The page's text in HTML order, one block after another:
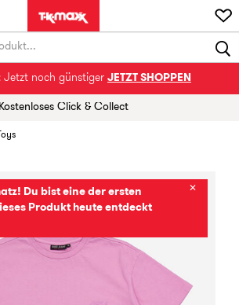
Jetzt noch günstiger JETZT SHOPPEN
Kostenloses Click & Collect
Du bist eine der ersten
Produkt heute entdeckt
✕